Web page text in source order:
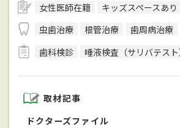
女性医師在籍 キッズスペースあり
虫歯治療
根管治療 歯周病治療
歯科検診
唾液検査（サリバテスト
取材記事
ドクターズファイル